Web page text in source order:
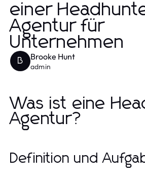
einer
Agentur für
Unternehmen
B Brooke Hunt
admin
Was ist eine
Agentur?
Definition und